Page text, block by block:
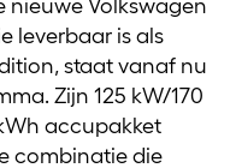
leverbaar is als
staat vanaf nu
Zijn 125 kW/170
accupakket
combinatie die